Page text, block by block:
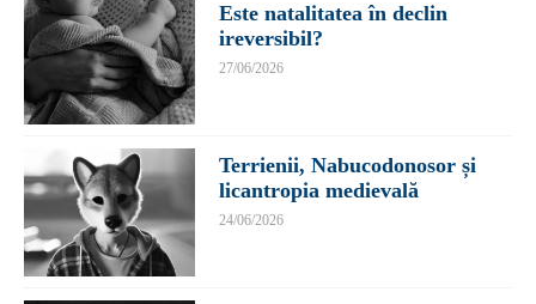
Este natalitatea în declin
ireversibil?
27/06/2026
Terrienii, Nabucodonosor și
licantropia medievală
24/06/2026